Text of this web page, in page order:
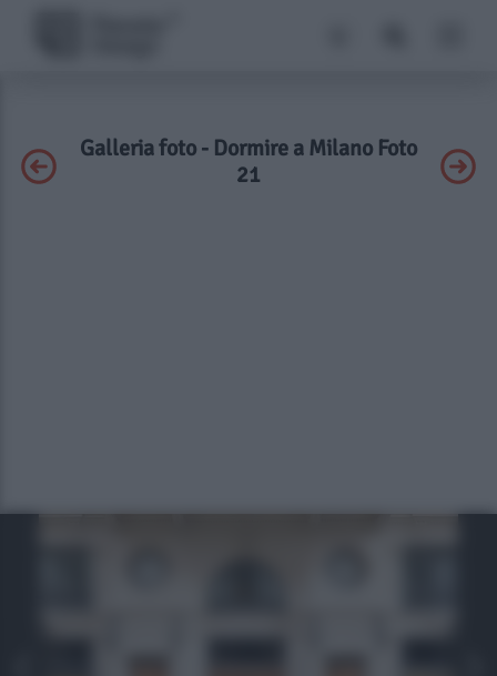
Galleria foto - Dormire a Milano Foto
21